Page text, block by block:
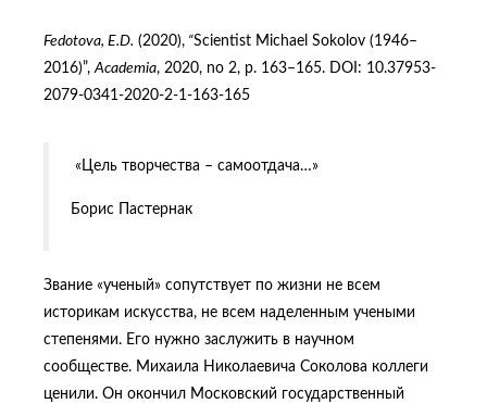
Fedotova, E.D. (2020), “Scientist Michael Sokolov (1946–
2016)”,Academia, 2020, no 2, p. 163–165. DOI: 10.37953-
2079-0341-2020-2-1-163-165
«Цель творчества – самоотдача…»
Борис Пастернак
Звание «ученый» сопутствует по жизни не всем
историкам искусства, не всем наделенным учеными
степенями. Его нужно заслужить в научном
сообществе. Михаила Николаевича Соколова коллеги
ценили. Он окончил Московский государственный